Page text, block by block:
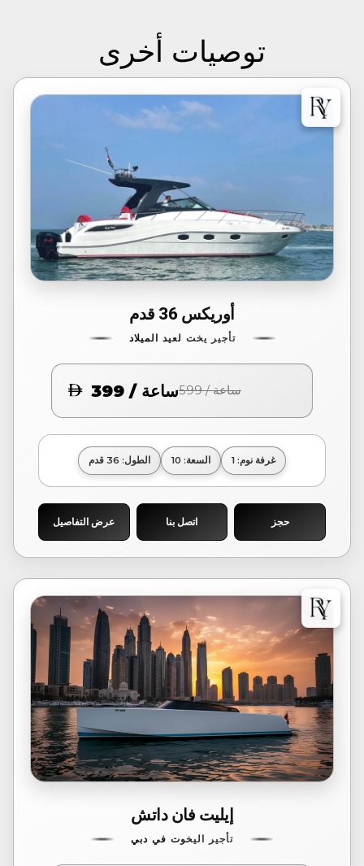
توصيات أخرى
أوريكس 36 قدم
تأجير يخت لعيد الميلاد
399 / ساعة 599 / ساعة
الطول: 36 قدم السعة: 10 غرفة نوم: 1
عرض التفاصيل اتصل بنا حجز
إيليت فان داتش
تأجير اليخوت في دبي